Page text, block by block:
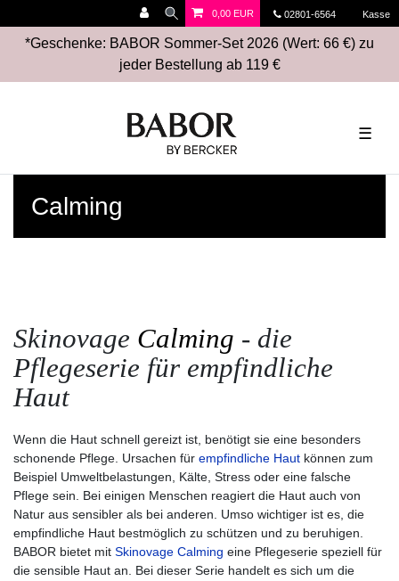
02801-6564 Kasse
0,00 EUR
*Geschenke: BABOR Sommer-Set 2026 (Wert: 66 €) zu
jeder Bestellung ab 119 €
☰
Calming
Skinovage Calming - die
Pflegeserie für empfindliche
Haut
Wenn die Haut schnell gereizt ist, benötigt sie eine besonders
schonende Pflege. Ursachen für empfindliche Haut können zum
Beispiel Umweltbelastungen, Kälte, Stress oder eine falsche
Pflege sein. Bei einigen Menschen reagiert die Haut auch von
Natur aus sensibler als bei anderen. Umso wichtiger ist es, die
empfindliche Haut bestmöglich zu schützen und zu beruhigen.
BABOR bietet mit Skinovage Calming eine Pflegeserie speziell für
die sensible Haut an. Bei dieser Serie handelt es sich um die